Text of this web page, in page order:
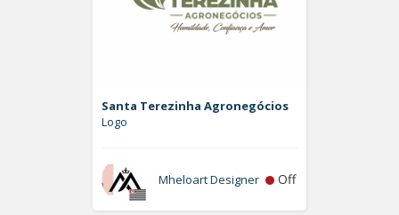
Santa Terezinha Agronegócios
Logo
Mheloart Designer Off